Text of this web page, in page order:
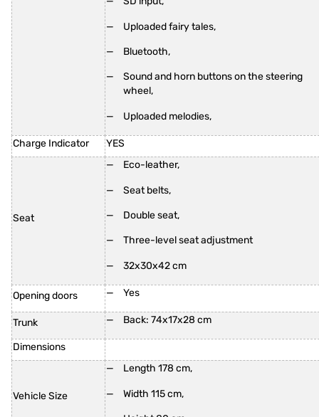
Uploaded fairy tales,
Bluetooth,
Sound and horn buttons on the steering
wheel,
Uploaded melodies,
Charge Indicator YES
Seat
Eco-leather,
Seat belts,
Double seat,
Three-level seat adjustment
32x30x42 cm
Opening doors Yes
Trunk Back: 74x17x28 cm
Dimensions
Vehicle Size
Length 178 cm,
Width 115 cm,